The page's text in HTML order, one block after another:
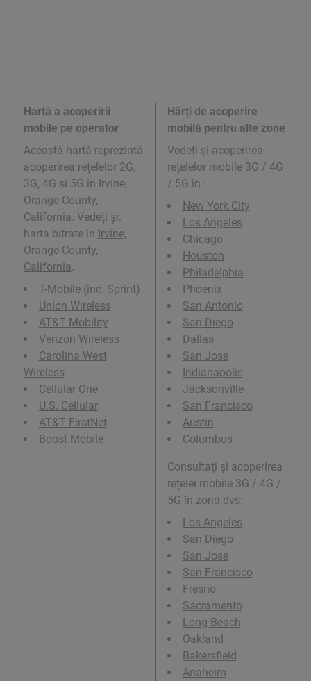
Hartă a acoperirii
mobile pe operator
Această hartă reprezintă
acoperirea rețelelor 2G,
3G, 4G și 5G în Irvine,
Orange County,
California. Vedeți și:
harta bitrate în Irvine,
Orange County,
California.
T-Mobile (inc. Sprint)
Union Wireless
AT&T Mobility
Verizon Wireless
Carolina West
Wireless
Cellular One
U.S. Cellular
AT&T FirstNet
Boost Mobile
Hărți de acoperire
mobilă pentru alte zone
Vedeți și acoperirea
rețelelor mobile 3G / 4G
/ 5G în :
New York City
Los Angeles
Chicago
Houston
Philadelphia
Phoenix
San Antonio
San Diego
Dallas
San Jose
Indianapolis
Jacksonville
San Francisco
Austin
Columbus
Consultați și acoperirea
rețelei mobile 3G / 4G /
5G în zona dvs:
Los Angeles
San Diego
San Jose
San Francisco
Fresno
Sacramento
Long Beach
Oakland
Bakersfield
Anaheim